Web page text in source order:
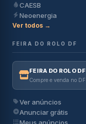
CAESB
Neoenergia
Ver todos →
FEIRA DO ROLO DF
FEIRA DO ROLO DF
Compre e venda no DF
Ver anúncios
Anunciar grátis
Meus anúncios